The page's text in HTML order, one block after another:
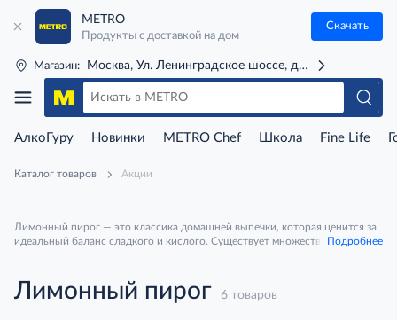
METRO
Продукты с доставкой на дом
Скачать
Магазин: Москва, Ул. Ленинградское шоссе, д. 71Г (м. Речной
АлкоГуру Новинки METRO Chef Школа Fine Life
Каталог товаров Акции
Лимонный пирог — это классика домашней выпечки, которая ценится за
идеальный баланс сладкого и кислого. Существует множество вариаций:
лимонным сиропом. Главная особенность этого десерта — яркий,
бодрящий цитрусовый вкус и аромат, который ему придает цедра и сок
Подробнее
Лимонный пирог 6 товаров